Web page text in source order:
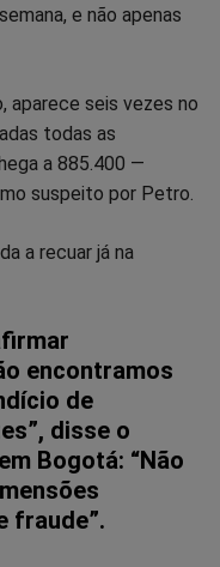
e não apenas
aparece seis vezes no
todas as
a 885.400 —
suspeito por Petro.
a recuar já na
encontramos
de
disse o
Bogotá: “Não
fraude”.